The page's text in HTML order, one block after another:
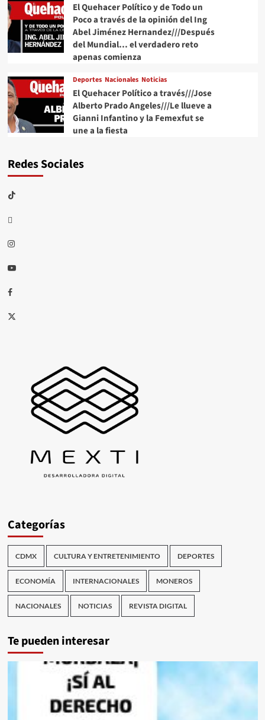
El Quehacer Político y de Todo un
Poco a través de la opinión del Ing
Abel Jiménez Hernandez///Después
del Mundial… el verdadero reto
apenas comienza
Deportes Nacionales Noticias
El Quehacer Político a través///Jose
Alberto Prado Angeles///Le llueve a
Gianni Infantino y la Femexfut se
une a la fiesta
Redes Sociales
TikTok
threads
Instagram
Youtube
Facebook
X
Categorías
CDMX CULTURA Y ENTRETENIMIENTO DEPORTES
ECONOMÍA INTERNACIONALES MONEROS
NACIONALES NOTICIAS REVISTA DIGITAL
Te pueden interesar